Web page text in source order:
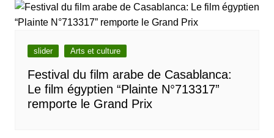
slider Arts et culture
Festival du film arabe de Casablanca:
Le film égyptien “Plainte N°713317”
remporte le Grand Prix